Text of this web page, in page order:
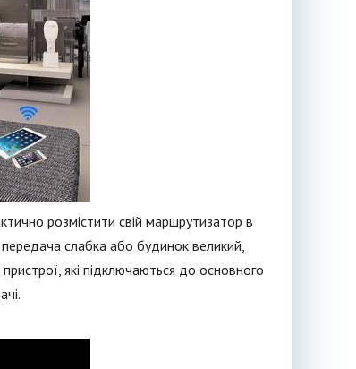
розмістити свій маршрутизатор в
слабка або будинок великий,
які підключаються до основного